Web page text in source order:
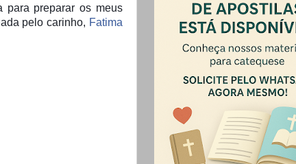
para preparar os meus
pelo carinho, Fatima